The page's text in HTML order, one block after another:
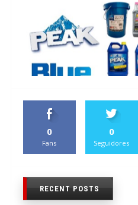
0
Fans
0
Seguidores
RECENT POSTS